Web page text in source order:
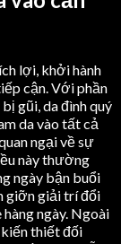
lợi, khởi hành
cận. Với phần
gũi, da đình quý
da vào tất cả
ngại về sự
này thường
ngày bận buổi
giỡn giải trí đổi
ngày. Ngoài
thiết đối